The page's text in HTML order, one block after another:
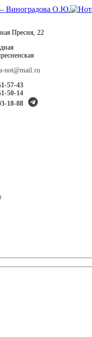
Пресня, 22
not@mail.ru
57-43
50-14
18-88